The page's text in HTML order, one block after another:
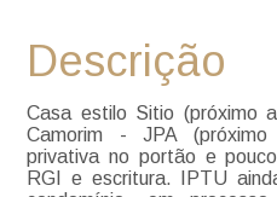
Descrição
Casa estilo Sitio (próximo
Camorim - JPA
privativa no portão e
RGI e escritura. IPTU